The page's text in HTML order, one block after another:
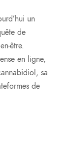
un
de
être.
en ligne,
sa
de